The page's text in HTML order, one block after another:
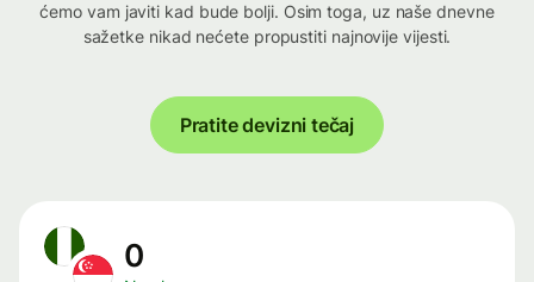
ćemo vam javiti kad bude bolji. Osim toga, uz naše dnevne
sažetke nikad nećete propustiti najnovije vijesti.
Pratite devizni tečaj
0